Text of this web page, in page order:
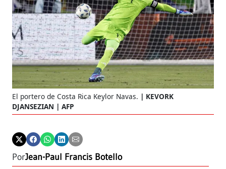
El portero de Costa Rica Keylor Navas.
KEVORK
DJANSEZIAN | AFP
PorJean-Paul Francis Botello